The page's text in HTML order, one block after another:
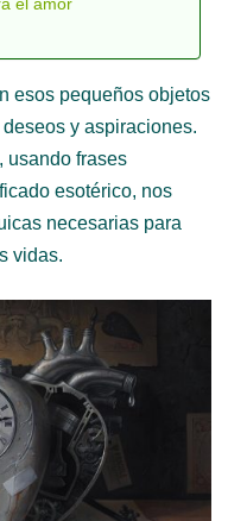
esos pequeños objetos
y aspiraciones.
usando frases
esotérico, nos
necesarias para
vidas.